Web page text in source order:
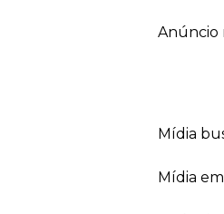
mídia
mídia